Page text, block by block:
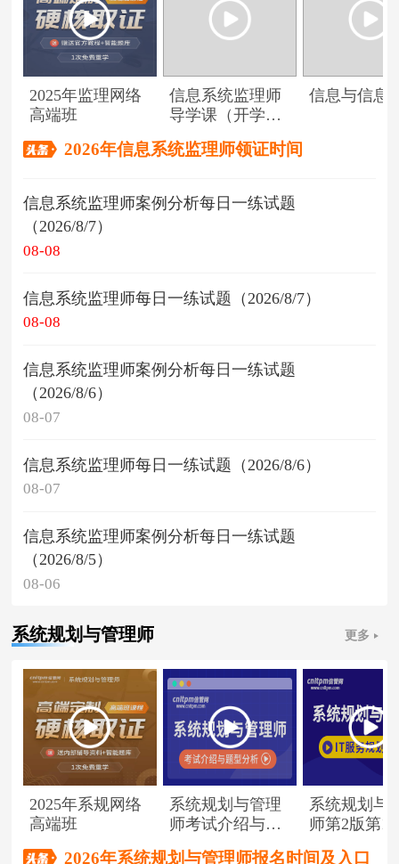
2025年监理网络
高端班
信息系统监理师
导学课（开学典
信息与信息
2026年信息系统监理师领证时间
信息系统监理师案例分析每日一练试题
（2026/8/7）
08-08
信息系统监理师每日一练试题（2026/8/7）
08-08
信息系统监理师案例分析每日一练试题
（2026/8/6）
08-07
信息系统监理师每日一练试题（2026/8/6）
08-07
信息系统监理师案例分析每日一练试题
（2026/8/5）
08-06
系统规划与管理师 更多
2025年系规网络
高端班
系统规划与管理
师考试介绍与题
系统规划与
师第2版第1
2026年系统规划与管理师报名时间及入口